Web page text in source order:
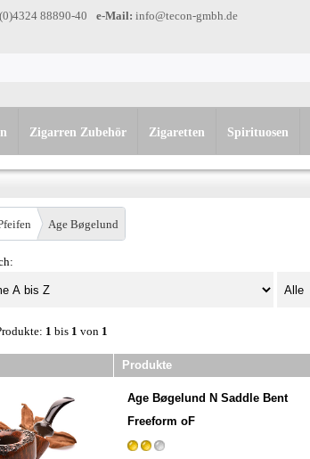
88890-40 e-Mail: info@tecon-gmbh.de
Zigarren Zubehör Zigaretten Spirituosen
Age Bøgelund
1 bis 1 von 1
Produkte
Age Bøgelund N Saddle Bent
Freeform oF